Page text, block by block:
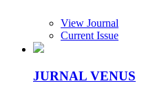
View Journal
Current Issue
JURNAL VENUS